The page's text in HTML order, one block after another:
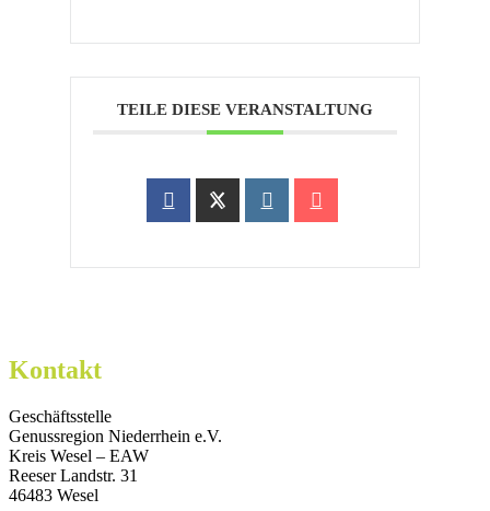
TEILE DIESE VERANSTALTUNG
Kontakt
Geschäftsstelle
Genussregion Niederrhein e.V.
Kreis Wesel – EAW
Reeser Landstr. 31
46483 Wesel